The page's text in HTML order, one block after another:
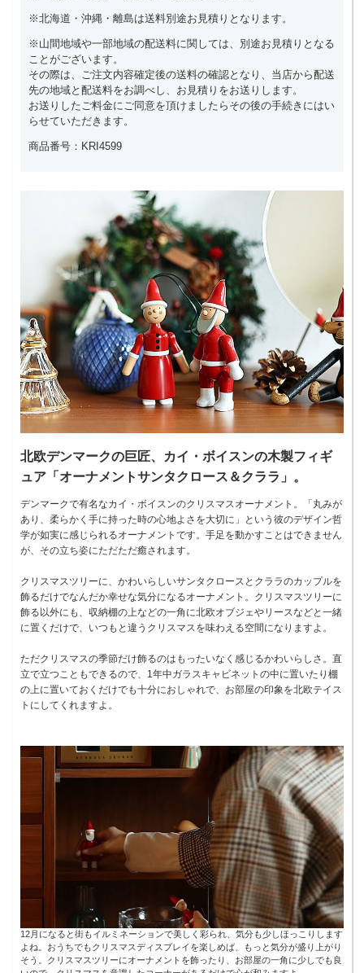
※北海道・沖縄・離島は送料別途お見積りとなります。
※山間地域や一部地域の配送料に関しては、別途お見積りとなる
ことがございます。
その際は、ご注文内容確定後の送料の確認となり、当店から配送
先の地域と配送料をお調べし、お見積りをお送りします。
お送りしたご料金にご同意を頂けましたらその後の手続きにはい
らせていただきます。
商品番号：KRI4599
北欧デンマークの巨匠、カイ・ボイスンの木製フィギ
ュア「オーナメントサンタクロース＆クララ」。
デンマークで有名なカイ・ボイスンのクリスマスオーナメント。「丸みが
あり、柔らかく手に持った時の心地よさを大切に」という彼のデザイン哲
学が如実に感じられるオーナメントです。手足を動かすことはできません
が、その立ち姿にただただ癒されます。
クリスマスツリーに、かわいらしいサンタクロースとクララのカップルを
飾るだけでなんだか幸せな気分になるオーナメント。クリスマスツリーに
飾る以外にも、収納棚の上などの一角に北欧オブジェやリースなどと一緒
に置くだけで、いつもと違うクリスマスを味わえる空間になりますよ。
ただクリスマスの季節だけ飾るのはもったいなく感じるかわいらしさ。直
立で立つこともできるので、1年中ガラスキャビネットの中に置いたり棚
の上に置いておくだけでも十分におしゃれで、お部屋の印象を北欧テイス
トにしてくれますよ。
12月になると街もイルミネーションで美しく彩られ、気分も少しほっこりします
よね。おうちでもクリスマスディスプレイを楽しめば、もっと気分が盛り上がり
そう。クリスマスツリーにオーナメントを飾ったり、お部屋の一角に少しでも良